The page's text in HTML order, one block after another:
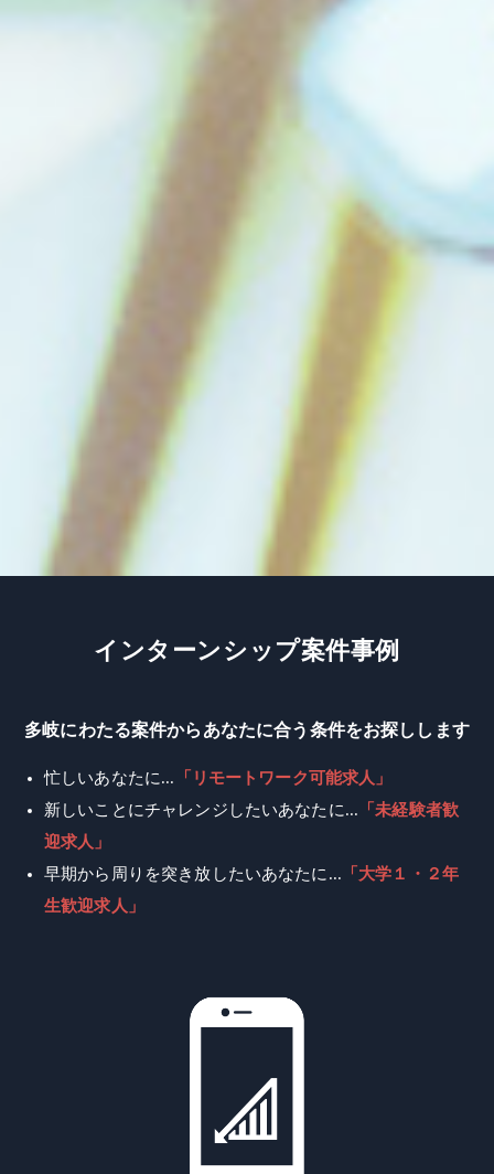
イ ンタ ーン シ ッ プ案件事例
多岐にわたる案件からあなたに合う条件をお探しします
忙しいあなたに... 「リモートワーク可能求人」
新しいことにチャレンジしたいあなたに... 「未経験者歓
迎求人」
早期から周りを突き放したいあなたに... 「大学１・２年
生歓迎求人」